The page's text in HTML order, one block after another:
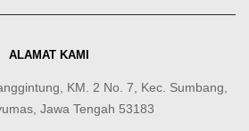
ALAMAT KAMI
KM. 2 No. 7, Kec. Sumbang,
Jawa Tengah 53183